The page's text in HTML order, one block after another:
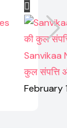
Sanvikaa
कुल संपत्ति
February